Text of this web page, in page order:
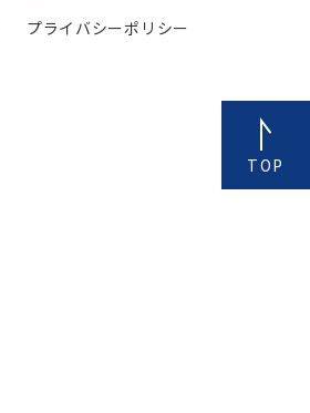
TOP
プライバシーポリシー